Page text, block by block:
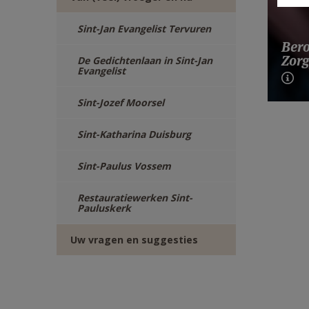
Sint-Jan Evangelist Tervuren
De Gedichtenlaan in Sint-Jan
Evangelist
Sint-Jozef Moorsel
Sint-Katharina Duisburg
Sint-Paulus Vossem
Restauratiewerken Sint-
Pauluskerk
Uw vragen en suggesties